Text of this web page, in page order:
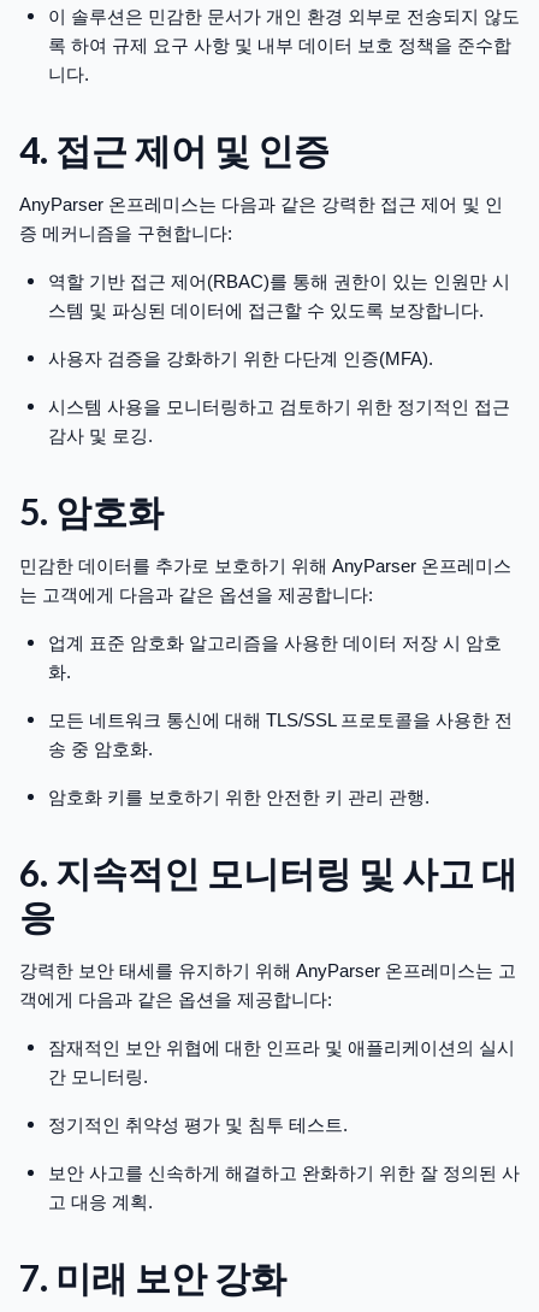
이 솔루션은 민감한 문서가 개인 환경 외부로 전송되지 않도
록 하여 규제 요구 사항 및 내부 데이터 보호 정책을 준수합
니다.
4. 접근 제어 및 인증
AnyParser 온프레미스는 다음과 같은 강력한 접근 제어 및 인
증 메커니즘을 구현합니다:
역할 기반 접근 제어(RBAC)를 통해 권한이 있는 인원만 시
스템 및 파싱된 데이터에 접근할 수 있도록 보장합니다.
사용자 검증을 강화하기 위한 다단계 인증(MFA).
시스템 사용을 모니터링하고 검토하기 위한 정기적인 접근
감사 및 로깅.
5. 암호화
민감한 데이터를 추가로 보호하기 위해 AnyParser 온프레미스
는 고객에게 다음과 같은 옵션을 제공합니다:
업계 표준 암호화 알고리즘을 사용한 데이터 저장 시 암호
화.
모든 네트워크 통신에 대해 TLS/SSL 프로토콜을 사용한 전
송 중 암호화.
암호화 키를 보호하기 위한 안전한 키 관리 관행.
6. 지속적인 모니터링 및 사고 대
응
강력한 보안 태세를 유지하기 위해 AnyParser 온프레미스는 고
객에게 다음과 같은 옵션을 제공합니다:
잠재적인 보안 위협에 대한 인프라 및 애플리케이션의 실시
간 모니터링.
정기적인 취약성 평가 및 침투 테스트.
보안 사고를 신속하게 해결하고 완화하기 위한 잘 정의된 사
고 대응 계획.
7. 미래 보안 강화